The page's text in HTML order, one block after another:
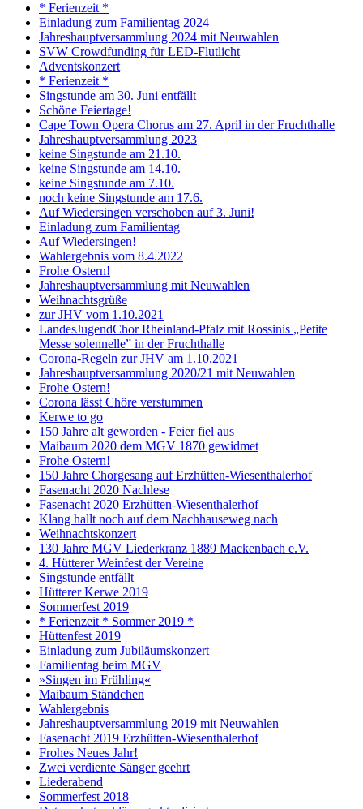
* Ferienzeit *
Einladung zum Familientag 2024
Jahreshauptversammlung 2024 mit Neuwahlen
SVW Crowdfunding für LED-Flutlicht
Adventskonzert
* Ferienzeit *
Singstunde am 30. Juni entfällt
Schöne Feiertage!
Cape Town Opera Chorus am 27. April in der Fruchthalle
Jahreshauptversammlung 2023
keine Singstunde am 21.10.
keine Singstunde am 14.10.
keine Singstunde am 7.10.
noch keine Singstunde am 17.6.
Auf Wiedersingen verschoben auf 3. Juni!
Einladung zum Familientag
Auf Wiedersingen!
Wahlergebnis vom 8.4.2022
Frohe Ostern!
Jahreshauptversammlung mit Neuwahlen
Weihnachtsgrüße
zur JHV vom 1.10.2021
LandesJugendChor Rheinland-Pfalz mit Rossinis „Petite
Messe solennelle” in der Frucht­halle
Corona-Regeln zur JHV am 1.10.2021
Jahreshauptversammlung 2020/21 mit Neuwahlen
Frohe Ostern!
Corona lässt Chöre verstummen
Kerwe to go
150 Jahre alt geworden - Feier fiel aus
Maibaum 2020 dem MGV 1870 gewidmet
Frohe Ostern!
150 Jahre Chorgesang auf Erzhütten-Wiesenthalerhof
Fasenacht 2020 Nachlese
Fasenacht 2020 Erzhütten-Wiesenthalerhof
Klang hallt noch auf dem Nachhauseweg nach
Weihnachtskonzert
130 Jahre MGV Liederkranz 1889 Mackenbach e.V.
4. Hütterer Weinfest der Vereine
Singstunde entfällt
Hütterer Kerwe 2019
Sommerfest 2019
* Ferienzeit * Sommer 2019 *
Hüttenfest 2019
Einladung zum Jubiläumskonzert
Familientag beim MGV
»Singen im Frühling«
Maibaum Ständchen
Wahlergebnis
Jahreshauptversammlung 2019 mit Neuwahlen
Fasenacht 2019 Erzhütten-Wiesenthalerhof
Frohes Neues Jahr!
Zwei verdiente Sänger geehrt
Liederabend
Sommerfest 2018